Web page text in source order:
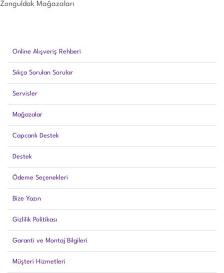
Online Alışveriş Rehberi
Sıkça Sorulan Sorular
Servisler
Mağazalar
Capcanlı Destek
Destek
Ödeme Seçenekleri
Bize Yazın
Gizlilik Politikası
Garanti ve Montaj Bilgileri
Müşteri Hizmetleri
Zonguldak Mağazaları